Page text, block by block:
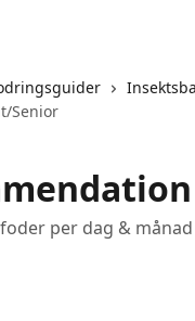
Senior
per dag & månad